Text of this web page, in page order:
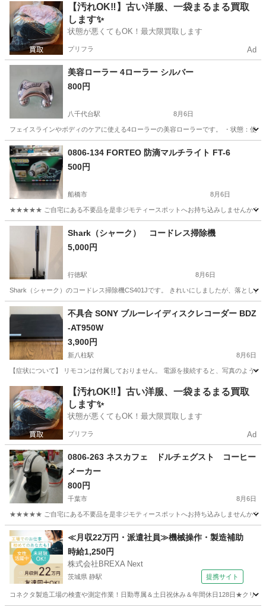
千葉 千葉市 キッチン家電 象印
【汚れOK‼️】古い洋服、一袋まるまる買取
します✨
状態が悪くてもOK！最大限買取します
プリフラ Ad
美容ローラー 4ローラー シルバー
800円
八千代台駅 8月6日
フェイスラインやボディのケアに使える4ローラーの美容ローラーです。 ・状態：使
千葉 習志野市 美容家電
0806-134 FORTEO 防滴マルチライト FT-6
500円
船橋市 8月6日
★★★★★ ご自宅にある不要品を是非ジモティースポットへお持ち込みしませんか？
千葉 船橋市 オーディオ 現地
Shark（シャーク） コードレス掃除機
5,000円
行徳駅 8月6日
Shark（シャーク）のコードレス掃除機CS401Jです。 きれいにしましたが、落とし
千葉 市川市 行徳駅 生活家電
不具合 SONY ブルーレイディスクレコーダー BDZ
-AT950W
3,900円
新八柱駅 8月6日
【症状について】 リモコンは付属しておりません。 電源を接続すると、写真のよう
千葉 松戸市 新八柱駅 映像プレーヤー、レコーダー DVD
【汚れOK‼️】古い洋服、一袋まるまる買取
します✨
状態が悪くてもOK！最大限買取します
プリフラ Ad
0806-263 ネスカフェ ドルチェグスト コーヒー
メーカー
800円
千葉市 8月6日
★★★★★ ご自宅にある不要品を是非ジモティースポットへお持ち込みしませんか？
千葉 千葉市 キッチン家電 ドルチェグスト
≪月収22万円・派遣社員≫機械操作・製造補助
時給1,250円
株式会社BREXA Next
茨城県 静駅 提携サイト
コネクタ製造工場の検査や測定作業！日勤専属＆土日祝休み＆年間休日128日★クリ